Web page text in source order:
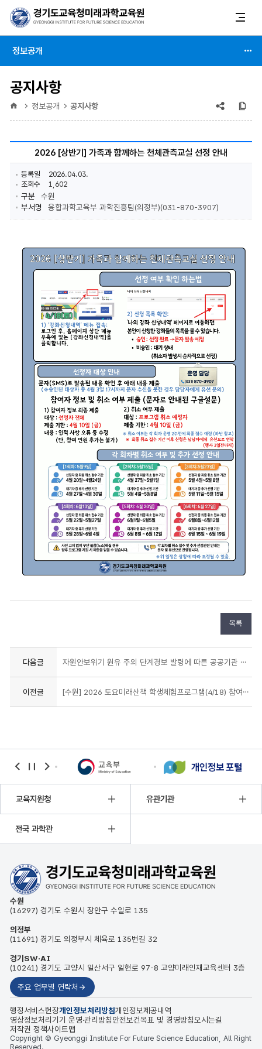
정보공개
공지사항
정보공개 공지사항
공유
:
축소)
2026 [상반기] 가족과 함께하는 천체관측교실 선정 안내
등록일
2026.04.03.
조회수
1,602
구분
수원
부서명
융합과학교육부 과학진흥팀(의정부)(031-870-3907)
목록
다음글 자원안보위기 원유 주의 단계경보 발령에 따른 공공기관 승용차 2부제(홀짝제) 시행 및 협조요청
이전글 [수원] 2026 토요미래산책 학생체험프로그램(4/18) 참여자 선정 결과 안내
bannerbannerbanner
교육지원청 유관기관
전국 과학관
수원
(16297) 경기도 수원시 장안구 수일로 135
의정부
(11691) 경기도 의정부시 체육로 135번길 32
경기SW·AI
(10241) 경기도 고양시 일산서구 일현로 97-8 고양미래인재교육센터 3층
주요 업무별 연락처
행정서비스헌장개인정보처리방침개인정보제공내역
영상정보처리기기 운영·관리방침안전보건목표 및 경영방침오시는길
저작권 정책사이트맵
Copyright © Gyeonggi Institute For Future Science Education, All Right
Reserved.